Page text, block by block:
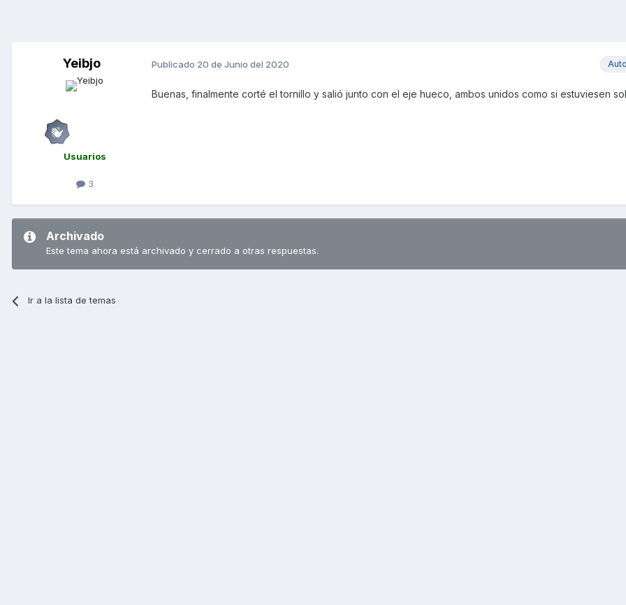
Yeibjo
Usuarios
3
Publicado 20 de Junio del 2020
Buenas, finalmente corté el tornillo y salió junto con el eje hueco, ambos unidos como si estuviesen
Archivado
Este tema ahora está archivado y cerrado a otras respuestas.
Ir a la lista de temas